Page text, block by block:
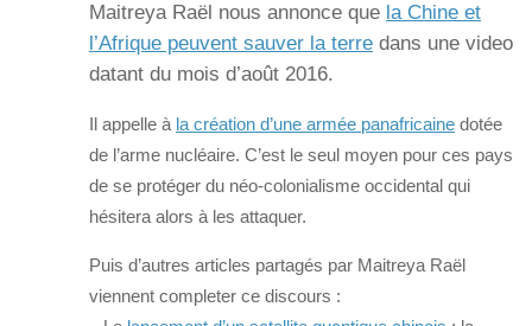
Maitreya Raël nous annonce que la Chine et
l’Afrique peuvent sauver la terre dans une video
datant du mois d’août 2016.
Il appelle à la création d’une armée panafricaine dotée
de l’arme nucléaire. C’est le seul moyen pour ces pays
de se protéger du néo-colonialisme occidental qui
hésitera alors à les attaquer.
Puis d’autres articles partagés par Maitreya Raël
viennent completer ce discours :